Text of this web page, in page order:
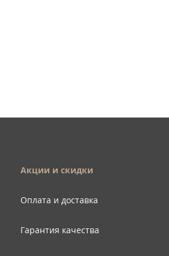
Акции и скидки
Оплата и доставка
Гарантия качества